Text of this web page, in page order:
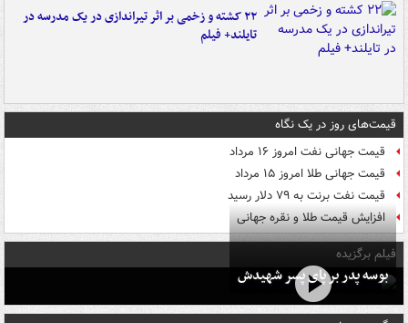
۲۲ کشته و زخمی بر اثر تیراندازی در یک مدرسه در
تایلند+ فیلم
قیمت‌های روز در یک نگاه
قیمت جهانی نفت امروز ۱۶ مرداد
قیمت جهانی طلا امروز ۱۵ مرداد
قیمت نفت برنت به ۷۹ دلار رسید
افزایش قیمت طلا و نقره جهانی
فیلم برگزیده
بوسه‌ پدر بر پای پسر شهیدش